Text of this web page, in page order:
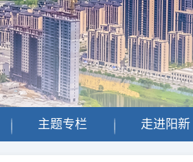
主题专栏 走进阳新